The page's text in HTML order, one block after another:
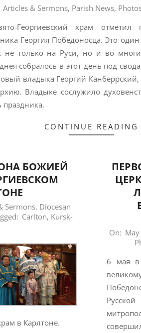
Articles & Sermons, Parish News,
Георгиевский храм
Георгия Победоносца. Это
не только на Руси, но и во
собралось в этот день под
владыка Георгий
Владыке сослужило
праздника.
CONTINUE READING
БОЖИЕЙ
Sermons, Diocesan
Carlton, Kursk-
в Карлтоне.
2014-
15
On:
6 мая в